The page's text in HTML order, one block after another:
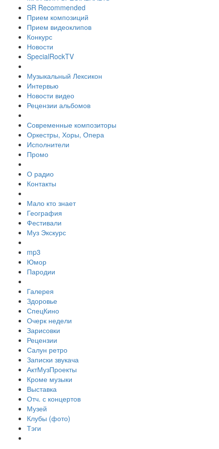
SR Recommended
Прием композиций
Прием видеоклипов
Конкурс
Новости
SpecialRockTV
Музыкальный Лексикон
Интервью
Новости видео
Рецензии альбомов
Современные композиторы
Оркестры, Хоры, Опера
Исполнители
Промо
О радио
Контакты
Мало кто знает
География
Фестивали
Муз Экскурс
mp3
Юмор
Пародии
Галерея
Здоровье
СпецКино
Очерк недели
Зарисовки
Рецензии
Салун ретро
Записки звукача
АктМузПроекты
Кроме музыки
Выставка
Отч. с концертов
Музей
Клубы (фото)
Тэги